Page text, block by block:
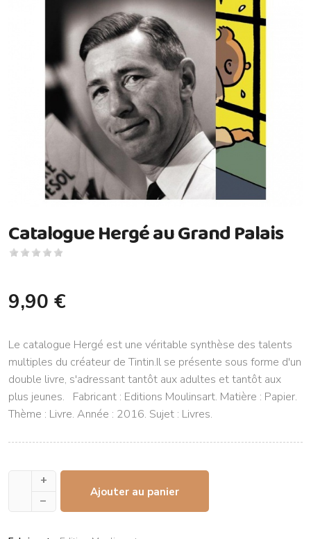
Catalogue Hergé au Grand Palais
9,90 €
Le catalogue Hergé est une véritable synthèse des talents
multiples du créateur de Tintin.Il se présente sous forme d'un
double livre, s'adressant tantôt aux adultes et tantôt aux
plus jeunes. Fabricant : Editions Moulinsart. Matière : Papier.
Thème : Livre. Année : 2016. Sujet : Livres.
+
–
Ajouter au panier